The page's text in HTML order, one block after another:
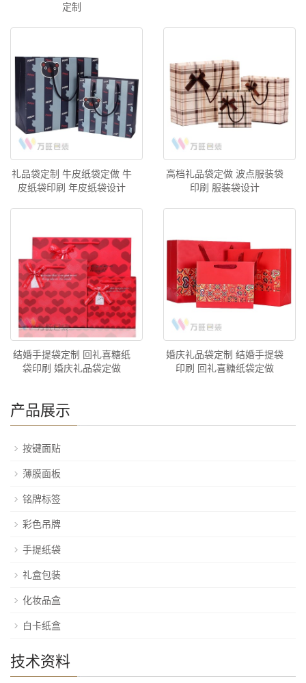
定制
礼品袋定制 牛皮纸袋定做 牛
皮纸袋印刷 年皮纸袋设计
高档礼品袋定做 波点服装袋
印刷 服装袋设计
结婚手提袋定制 回礼喜糖纸
袋印刷 婚庆礼品袋定做
婚庆礼品袋定制 结婚手提袋
印刷 回礼喜糖纸袋定做
产品展示
按键面贴
薄膜面板
铭牌标签
彩色吊牌
手提纸袋
礼盒包装
化妆品盒
白卡纸盒
技术资料